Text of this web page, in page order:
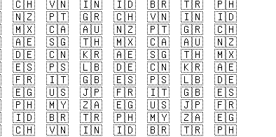
🇨🇭 🇻🇳 🇮🇳 🇮🇩 🇧🇷 🇹🇷
🇵🇭
🇳🇿 🇵🇹 🇬🇷 🇨🇭 🇻🇳 🇮🇳
🇮🇩
🇲🇽 🇨🇦 🇦🇺 🇳🇿 🇵🇹 🇬🇷
🇨🇭
🇦🇪 🇸🇬 🇹🇭 🇲🇽 🇨🇦 🇦🇺
🇳🇿
🇩🇪 🇨🇳 🇰🇷 🇦🇪 🇸🇬 🇹🇭
🇲🇽
🇪🇸 🇵🇸 🇱🇧 🇩🇪 🇨🇳 🇰🇷
🇦🇪
🇫🇷 🇮🇹 🇬🇧 🇪🇸 🇵🇸 🇱🇧
🇩🇪
🇪🇬 🇺🇸 🇯🇵 🇫🇷 🇮🇹 🇬🇧
🇪🇸
🇵🇭 🇲🇾 🇿🇦 🇪🇬 🇺🇸 🇯🇵
🇫🇷
🇮🇩 🇧🇷 🇹🇷 🇵🇭 🇲🇾 🇿🇦
🇪🇬
🇨🇭 🇻🇳 🇮🇳 🇮🇩 🇧🇷 🇹🇷
🇵🇭